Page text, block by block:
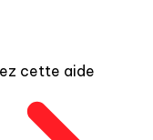
cette aide